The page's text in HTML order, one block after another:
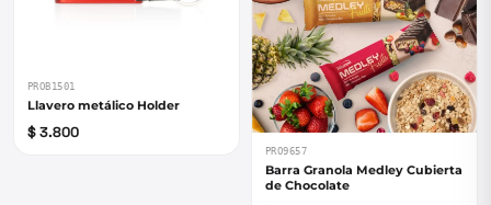
PROB1501
Llavero metálico Holder
$ 3.800
PRO9657
Barra Granola Medley Cubierta
de Chocolate